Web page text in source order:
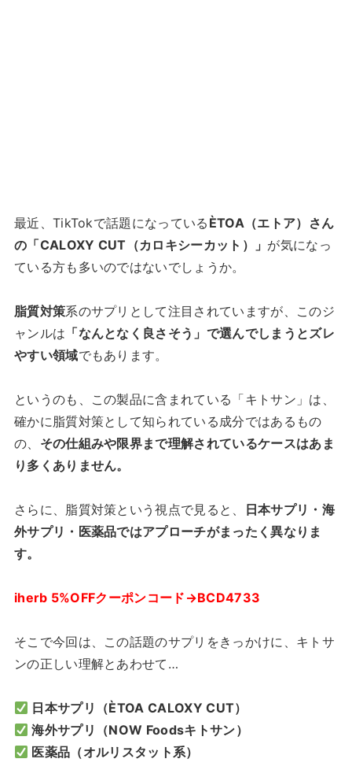
最近、TikTokで話題になっている ÈTOA（エトア）さん
の「CALOXY CUT（カロキシーカット）」 が気になっ
ている方も多いのではないでしょうか。
脂質対策系のサプリとして注目されていますが、このジ
ャンルは 「なんとなく良さそう」で選んでしまうとズレ
やすい領域でもあります。
というのも、この製品に含まれている「キトサン」は、
確かに脂質対策として知られている成分ではあるもの
の、 その仕組みや限界まで理解されているケースはあま
り多くありません。
さらに、脂質対策という視点で見ると、
日本サプリ・海
外サプリ・医薬品ではアプローチがまったく異なりま
す。
iherb 5%OFFクーポンコード→BCD4733
そこで今回は、この話題のサプリをきっかけに、キトサ
ンの正しい理解とあわせて…
日本サプリ（ÈTOA CALOXY CUT）
海外サプリ（NOW Foodsキトサン）
医薬品（オルリスタット系）